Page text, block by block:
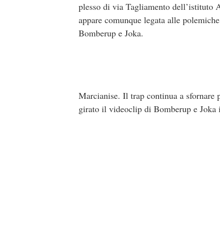
plesso di via Tagliamento dell’istituto
appare comunque legata alle
Bomberup e Joka.
Marcianise. Il trap continua a sfornare
girato il videoclip di Bomberup e Joka